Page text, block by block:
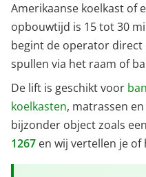
Amerikaanse koelkast of
opbouwtijd is 15 tot 30
begint de operator
spullen via het raam of
De lift is geschikt voor
koelkasten, matrassen
bijzonder object zoals een
1267 en wij vertellen je of